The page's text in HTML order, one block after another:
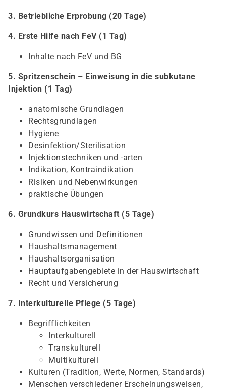
3. Betriebliche Erprobung (20 Tage)
4. Erste Hilfe nach FeV (1 Tag)
Inhalte nach FeV und BG
5. Spritzenschein – Einweisung in die subkutane
Injektion (1 Tag)
anatomische Grundlagen
Rechtsgrundlagen
Hygiene
Desinfektion/Sterilisation
Injektionstechniken und -arten
Indikation, Kontraindikation
Risiken und Nebenwirkungen
praktische Übungen
6. Grundkurs Hauswirtschaft (5 Tage)
Grundwissen und Definitionen
Haushaltsmanagement
Haushaltsorganisation
Hauptaufgabengebiete in der Hauswirtschaft
Recht und Versicherung
7. Interkulturelle Pflege (5 Tage)
Begrifflichkeiten
Interkulturell
Transkulturell
Multikulturell
Kulturen (Tradition, Werte, Normen, Standards)
Menschen verschiedener Erscheinungsweisen,